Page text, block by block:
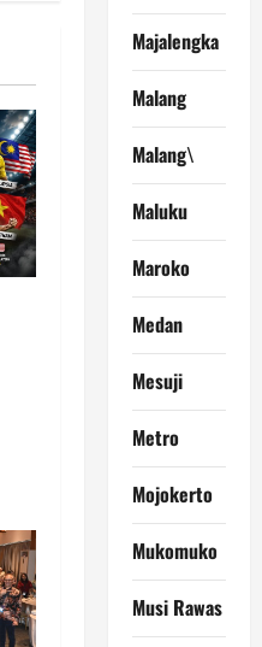
Majalengka
Malang
Malang\
Maluku
Maroko
Medan
Mesuji
Metro
Mojokerto
Mukomuko
Musi Rawas